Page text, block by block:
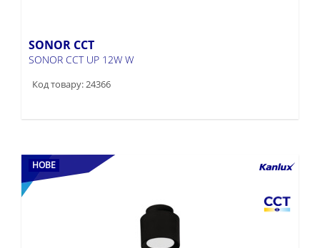
SONOR CCT
SONOR CCT UP 12W W
Код товару: 24366
НОВЕ